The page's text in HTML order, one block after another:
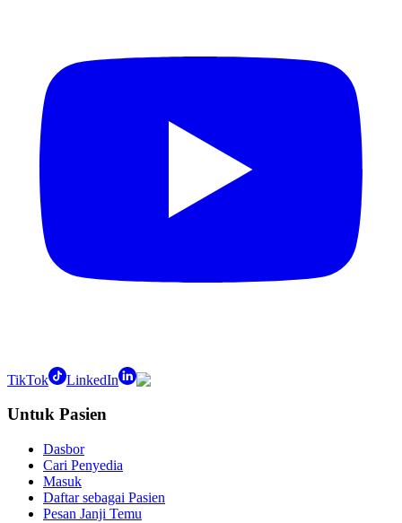
TikTok LinkedIn
Untuk Pasien
Dasbor
Cari Penyedia
Masuk
Daftar sebagai Pasien
Pesan Janji Temu